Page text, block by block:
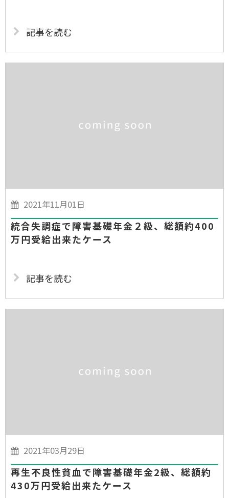
記事を読む
2021年11月01日
統合失調症で障害基礎年金２級、総額約400
万円受給出来たケース
記事を読む
2021年03月29日
再生不良性貧血で障害基礎年金2級、総額約
430万円受給出来たケース